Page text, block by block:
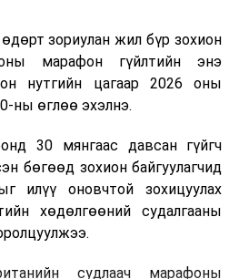
зориулан жил бүр зохион
марафон гүйлтийн энэ
нутгийн цагаар 2026 оны
ны өглөө эхэлнэ.
30 мянгаас давсан гүйгч
бөгөөд зохион байгуулагчид
илүү оновчтой зохицуулах
хөдөлгөөний судалгааны
судлаач марафоны